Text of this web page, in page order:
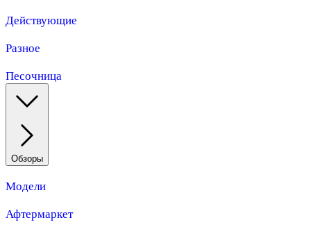
Действующие
Разное
Песочница
Обзоры
Модели
Афтермаркет